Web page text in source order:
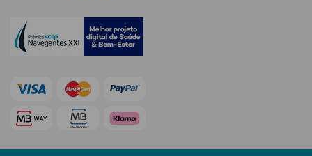
Protetores
Solares Cabelo
Protetores
Solares para
Lábios